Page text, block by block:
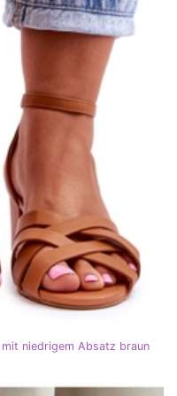
mit niedrigem Absatz braun